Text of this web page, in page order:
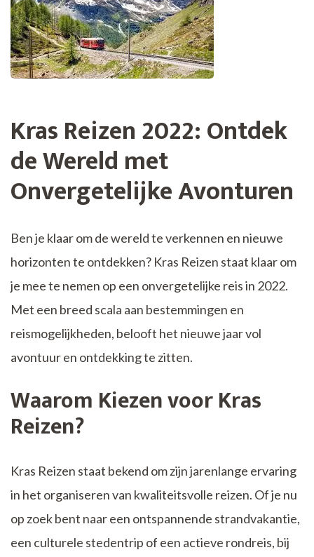
Kras Reizen 2022: Ontdek
de Wereld met
Onvergetelijke Avonturen
Ben je klaar om de wereld te verkennen en nieuwe
horizonten te ontdekken? Kras Reizen staat klaar om
je mee te nemen op een onvergetelijke reis in 2022.
Met een breed scala aan bestemmingen en
reismogelijkheden, belooft het nieuwe jaar vol
avontuur en ontdekking te zitten.
Waarom Kiezen voor Kras
Reizen?
Kras Reizen staat bekend om zijn jarenlange ervaring
in het organiseren van kwaliteitsvolle reizen. Of je nu
op zoek bent naar een ontspannende strandvakantie,
een culturele stedentrip of een actieve rondreis, bij